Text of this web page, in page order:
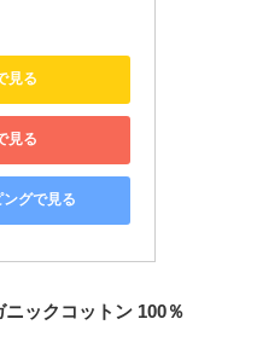
見る
見る
グで見る
ックコットン 100％